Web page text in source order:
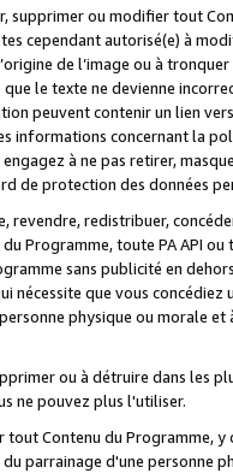
supprimer ou modifier tout
cependant autorisé(e) à
de l’image ou à
le texte ne devienne
peuvent contenir un lien
informations concernant la
à ne pas retirer,
de protection des données
revendre, redistribuer,
Programme, toute PA API
sans publicité en
nécessite que vous
physique ou morale
ou à détruire dans les
ne pouvez plus l'utiliser.
tout Contenu du Programme,
parrainage d'une personne